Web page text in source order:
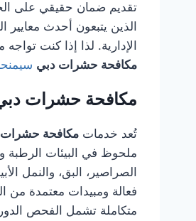
تقديم ضمان حقيقي على
الذين يتبعون أحدث معايير
الإدارية. لذا إذا كنت
مكافحة حشرات دبي
مكافحة حشرات
تُعد خدماتمكافحة
ملحوظ في البيئات الرطبة
الصراصير، البق، والنمل
فعالة ومبيدات معتمدة
متكاملة تشمل الفحص